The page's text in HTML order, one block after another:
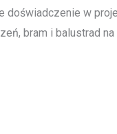
doświadczenie w
bram i balustrad na